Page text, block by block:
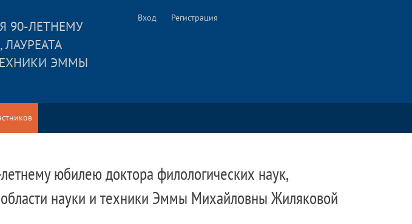
90-ЛЕТНЕМУ
ЭММЫ
Вход Регистрация
юбилею доктора филологических наук,
науки и техники Эммы Михайловны Жиляковой